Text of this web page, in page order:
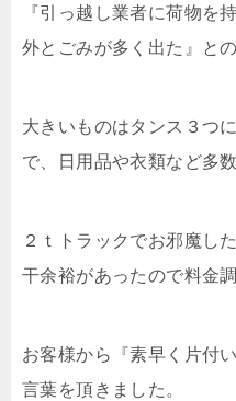
『引っ越し業者に荷物を
外とごみが多く出た』と
大きいものはタンス３つ
で、日用品や衣類など多
２ｔトラックでお邪魔し
干余裕があったので料金
お客様から『素早く片付
言葉を頂きました。